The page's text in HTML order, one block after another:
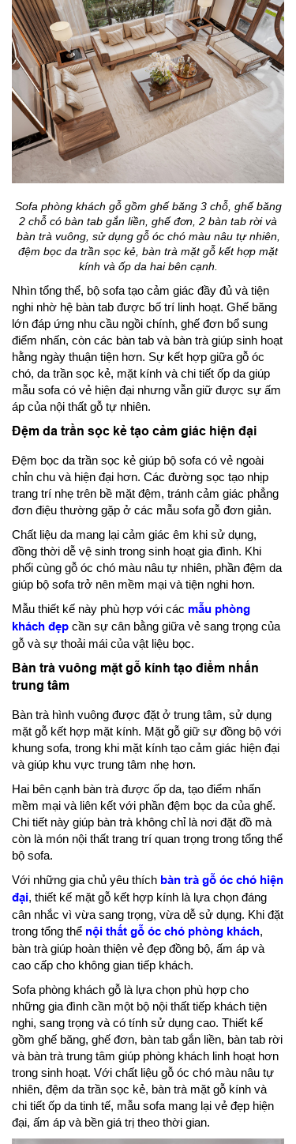
Sofa phòng khách gỗ gồm ghế băng 3 chỗ, ghế băng
2 chỗ có bàn tab gắn liền, ghế đơn, 2 bàn tab rời và
bàn trà vuông, sử dụng gỗ óc chó màu nâu tự nhiên,
đệm bọc da trần sọc kẻ, bàn trà mặt gỗ kết hợp mặt
kính và ốp da hai bên cạnh.
Nhìn tổng thể, bộ sofa tạo cảm giác đầy đủ và tiện
nghi nhờ hệ bàn tab được bố trí linh hoạt. Ghế băng
lớn đáp ứng nhu cầu ngồi chính, ghế đơn bổ sung
điểm nhấn, còn các bàn tab và bàn trà giúp sinh hoạt
hằng ngày thuận tiện hơn. Sự kết hợp giữa gỗ óc
chó, da trần sọc kẻ, mặt kính và chi tiết ốp da giúp
mẫu sofa có vẻ hiện đại nhưng vẫn giữ được sự ấm
áp của nội thất gỗ tự nhiên.
Đệm da trần sọc kẻ tạo cảm giác hiện đại
Đệm bọc da trần sọc kẻ giúp bộ sofa có vẻ ngoài
chỉn chu và hiện đại hơn. Các đường sọc tạo nhịp
trang trí nhẹ trên bề mặt đệm, tránh cảm giác phẳng
đơn điệu thường gặp ở các mẫu sofa gỗ đơn giản.
Chất liệu da mang lại cảm giác êm khi sử dụng,
đồng thời dễ vệ sinh trong sinh hoạt gia đình. Khi
phối cùng gỗ óc chó màu nâu tự nhiên, phần đệm da
giúp bộ sofa trở nên mềm mại và tiện nghi hơn.
Mẫu thiết kế này phù hợp với các mẫu phòng
khách đẹp cần sự cân bằng giữa vẻ sang trọng của
gỗ và sự thoải mái của vật liệu bọc.
Bàn trà vuông mặt gỗ kính tạo điểm nhấn
trung tâm
Bàn trà hình vuông được đặt ở trung tâm, sử dụng
mặt gỗ kết hợp mặt kính. Mặt gỗ giữ sự đồng bộ với
khung sofa, trong khi mặt kính tạo cảm giác hiện đại
và giúp khu vực trung tâm nhẹ hơn.
Hai bên cạnh bàn trà được ốp da, tạo điểm nhấn
mềm mại và liên kết với phần đệm bọc da của ghế.
Chi tiết này giúp bàn trà không chỉ là nơi đặt đồ mà
còn là món nội thất trang trí quan trọng trong tổng thể
bộ sofa.
Với những gia chủ yêu thích bàn trà gỗ óc chó hiện
đại, thiết kế mặt gỗ kết hợp kính là lựa chọn đáng
cân nhắc vì vừa sang trọng, vừa dễ sử dụng. Khi đặt
trong tổng thể nội thất gỗ óc chó phòng khách,
bàn trà giúp hoàn thiện vẻ đẹp đồng bộ, ấm áp và
cao cấp cho không gian tiếp khách.
Sofa phòng khách gỗ là lựa chọn phù hợp cho
những gia đình cần một bộ nội thất tiếp khách tiện
nghi, sang trọng và có tính sử dụng cao. Thiết kế
gồm ghế băng, ghế đơn, bàn tab gắn liền, bàn tab rời
và bàn trà trung tâm giúp phòng khách linh hoạt hơn
trong sinh hoạt. Với chất liệu gỗ óc chó màu nâu tự
nhiên, đệm da trần sọc kẻ, bàn trà mặt gỗ kính và
chi tiết ốp da tinh tế, mẫu sofa mang lại vẻ đẹp hiện
đại, ấm áp và bền giá trị theo thời gian.